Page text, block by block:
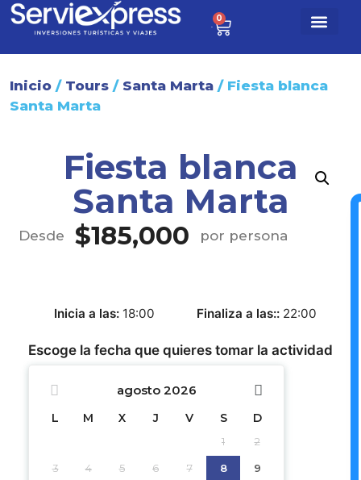
0
Inicio / Tours / Santa Marta / Fiesta blanca
Santa Marta
Fiesta blanca
Santa Marta
Desde $185,000 por persona
Inicia a las 18:00 Finaliza a las: 22:00
Escoge la fecha que quieres tomar la actividad
agosto 2026
L M X J V S D
1 2
3 4 5 6 7 8 9